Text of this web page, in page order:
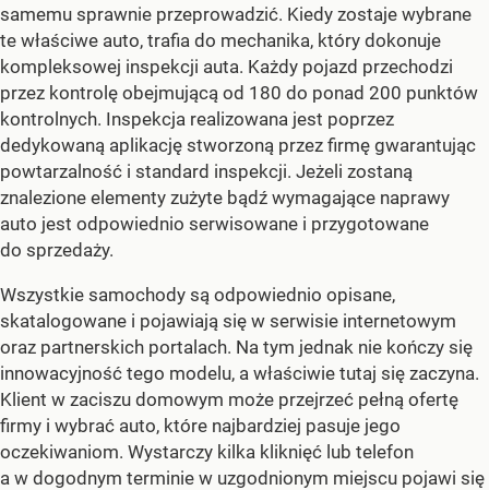
samemu sprawnie przeprowadzić. Kiedy zostaje wybrane
te właściwe auto, trafia do mechanika, który dokonuje
kompleksowej inspekcji auta. Każdy pojazd przechodzi
przez kontrolę obejmującą od 180 do ponad 200 punktów
kontrolnych. Inspekcja realizowana jest poprzez
dedykowaną aplikację stworzoną przez firmę gwarantując
powtarzalność i standard inspekcji. Jeżeli zostaną
znalezione elementy zużyte bądź wymagające naprawy
auto jest odpowiednio serwisowane i przygotowane
do sprzedaży.
Wszystkie samochody są odpowiednio opisane,
skatalogowane i pojawiają się w serwisie internetowym
oraz partnerskich portalach. Na tym jednak nie kończy się
innowacyjność tego modelu, a właściwie tutaj się zaczyna.
Klient w zaciszu domowym może przejrzeć pełną ofertę
firmy i wybrać auto, które najbardziej pasuje jego
oczekiwaniom. Wystarczy kilka kliknięć lub telefon
a w dogodnym terminie w uzgodnionym miejscu pojawi się